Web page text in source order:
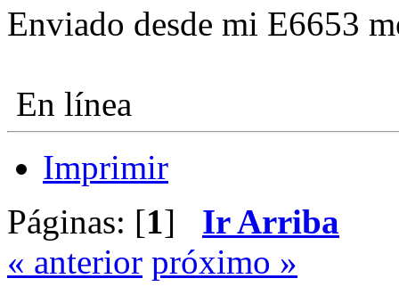
Enviado desde mi E6653
En línea
Imprimir
Páginas: [1] Ir Arriba
« anterior próximo »